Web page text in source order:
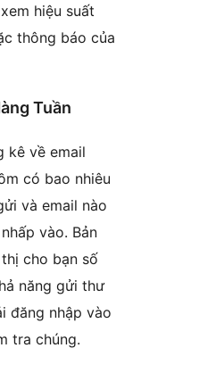
hiệu suất
thông báo của
Tuần
kê về email
có bao nhiêu
và email nào
vào. Bản
cho bạn số
năng gửi thư
đăng nhập vào
tra chúng.